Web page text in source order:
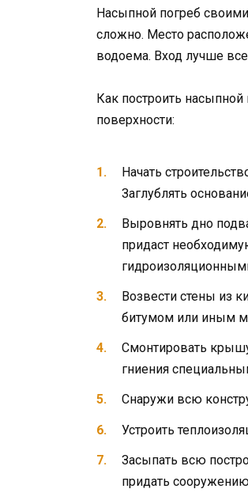
Насыпной погреб
сложно. Место
водоема. Вход лучше
Как построить
поверхности:
Начать
Заглублять
Выровнять дно
придаст
Возвести стены из
битумом или иным
Смонтировать
гниения
Снаружи всю
Устроить
Засыпать всю
придать